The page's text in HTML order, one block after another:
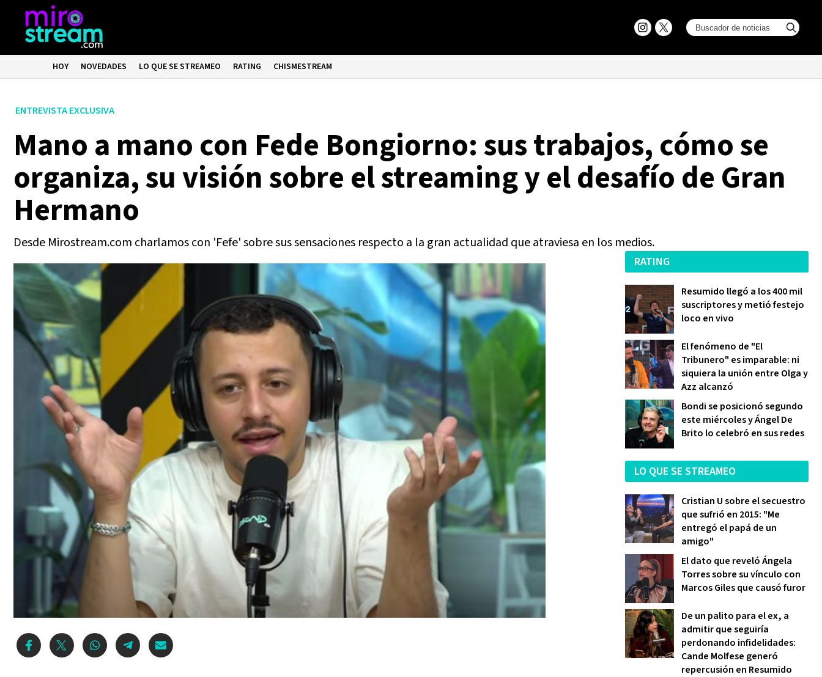
HOY NOVEDADES LO QUE SE STREAMEO RATING CHISMESTREAM
ENTREVISTA EXCLUSIVA
Mano a mano con Fede Bongiorno: sus trabajos, cómo se
organiza, su visión sobre el streaming y el desafío de Gran
Hermano
Desde Mirostream.com charlamos con 'Fefe' sobre sus sensaciones respecto a la gran actualidad que atraviesa en los medios.
RATING
Resumido llegó a los 400 mil
suscriptores y metió festejo
loco en vivo
El fenómeno de "El
Tribunero" es imparable: ni
siquiera la unión entre Olga y
Azz alcanzó
Bondi se posicionó segundo
este miércoles y Ángel De
Brito lo celebró en sus redes
LO QUE SE STREAMEO
Cristian U sobre el secuestro
que sufrió en 2015: "Me
entregó el papá de un
amigo"
El dato que reveló Ángela
Torres sobre su vínculo con
Marcos Giles que causó furor
De un palito para el ex, a
admitir que seguiría
perdonando infidelidades:
Cande Molfese generó
repercusión en Resumido